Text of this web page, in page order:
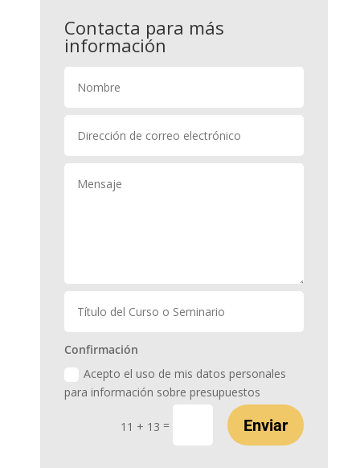
Contacta para más
información
Confirmación
Acepto el uso de mis datos personales
para información sobre presupuestos
11 + 13 = Enviar